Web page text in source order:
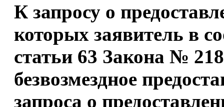
К запросу о
которых заявитель в
статьи 63 Закона №
безвозмездное
запроса о